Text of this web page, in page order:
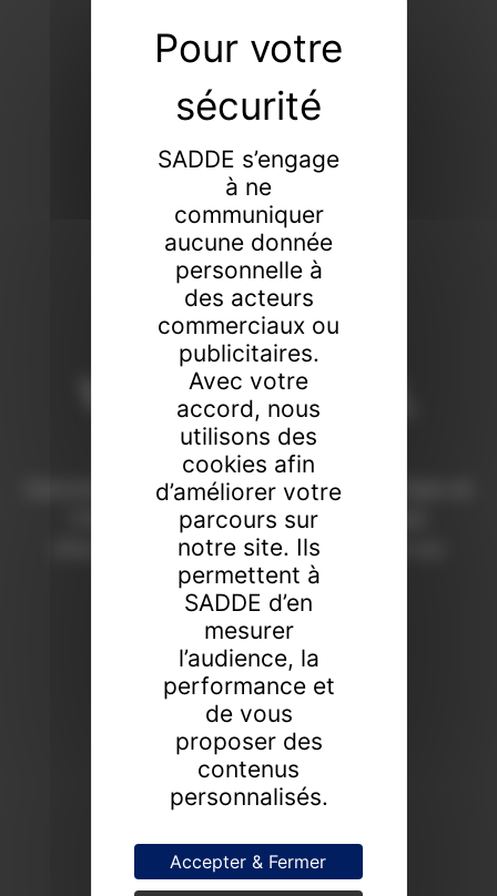
Vendeur de tout,
faiseur de rien
Commissaires-priseurs de père en fils à Dijon et
Chaumont depuis 1908. Une expertise
d’excellence pour révéler la valeur de vos
collections.
FAIRE ESTIMER UN BIEN
PROCHAINES VENTES
SADDE s’engage
à ne
communiquer
aucune donnée
personnelle à
des acteurs
commerciaux ou
publicitaires.
Avec votre
accord, nous
utilisons des
cookies afin
d’améliorer votre
parcours sur
notre site. Ils
permettent à
SADDE d’en
mesurer
l’audience, la
performance et
de vous
proposer des
contenus
personnalisés.
Accepter & Fermer